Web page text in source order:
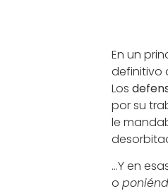
En un
definitivo
Los
por su
le
…Y en
o